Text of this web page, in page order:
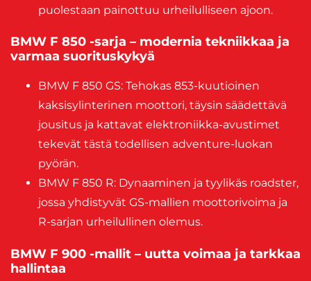
puolestaan painottuu urheilulliseen ajoon.
BMW F 850 -sarja – modernia tekniikkaa ja
varmaa suorituskykyä
BMW F 850 GS: Tehokas 853-kuutioinen
kaksisylinterinen moottori, täysin säädettävä
jousitus ja kattavat elektroniikka-avustimet
tekevät tästä todellisen adventure-luokan
pyörän.
BMW F 850 R: Dynaaminen ja tyylikäs roadster,
jossa yhdistyvät GS-mallien moottorivoima ja
R-sarjan urheilullinen olemus.
BMW F 900 -mallit – uutta voimaa ja tarkkaa
hallintaa